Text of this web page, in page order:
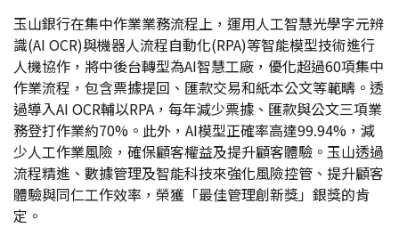
玉山銀行在集中作業業務流程上，運用人工智慧光學字元辨
識(AI OCR)與機器人流程自動化(RPA)等智能模型技術進行
人機協作，將中後台轉型為AI智慧工廠，優化超過60項集中
作業流程，包含票據提回、匯款交易和紙本公文等範疇。透
過導入AI OCR輔以RPA，每年減少票據、匯款與公文三項業
務登打作業約70%。此外，AI模型正確率高達99.94%，減
少人工作業風險，確保顧客權益及提升顧客體驗。玉山透過
流程精進、數據管理及智能科技來強化風險控管、提升顧客
體驗與同仁工作效率，榮獲「最佳管理創新獎」銀獎的肯
定。